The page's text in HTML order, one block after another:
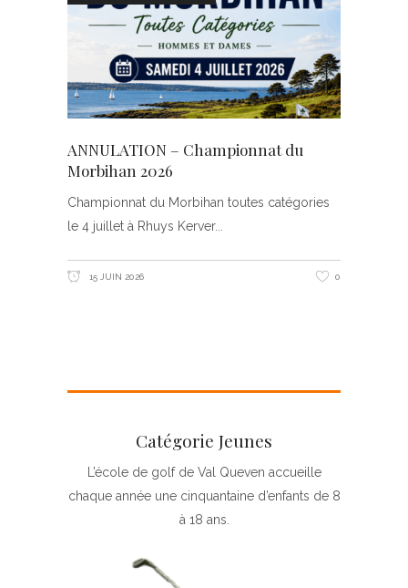
ANNULATION – Championnat du
Morbihan 2026
Championnat du Morbihan toutes catégories
le 4 juillet à Rhuys Kerver
15 JUIN 2026 0
Catégorie Jeunes
L’école de golf de Val Queven accueille
chaque année une cinquantaine d’enfants de 8
à 18 ans.